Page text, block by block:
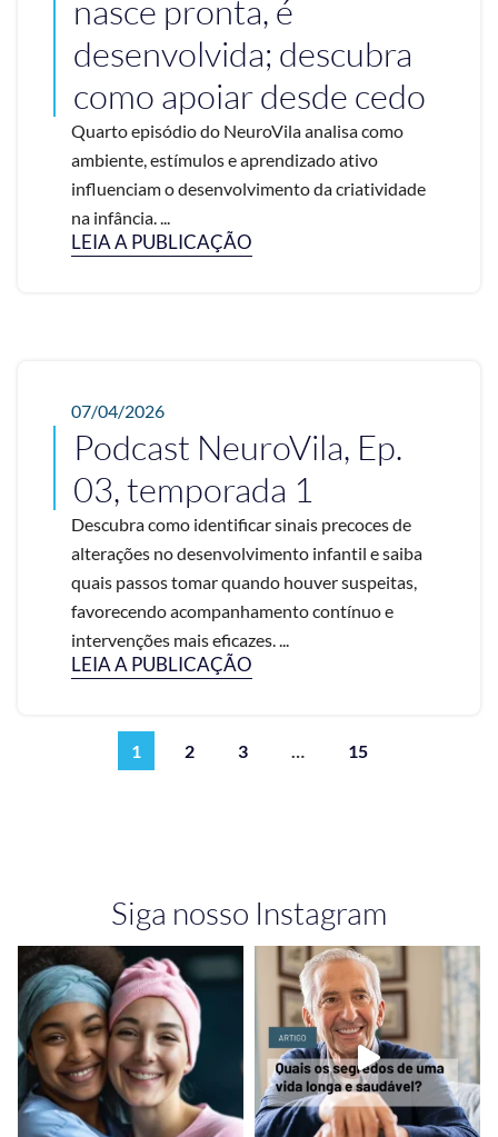
nasce pronta, é
desenvolvida; descubra
como apoiar desde cedo
Quarto episódio do NeuroVila analisa como
ambiente, estímulos e aprendizado ativo
influenciam o desenvolvimento da criatividade
na infância. ...
LEIA A PUBLICAÇÃO
07/04/2026
Podcast NeuroVila, Ep.
03, temporada 1
Descubra como identificar sinais precoces de
alterações no desenvolvimento infantil e saiba
quais passos tomar quando houver suspeitas,
favorecendo acompanhamento contínuo e
intervenções mais eficazes. ...
LEIA A PUBLICAÇÃO
1 2 3 15
Siga nosso Instagram